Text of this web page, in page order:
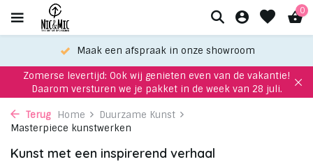
0
Maak een afspraak in onze showroom
Zomerse levertijd: Ook wij genieten even van de vakantie!
Daarom versturen we je pakket in de week van 28 juli.
Terug Home
Duurzame Kunst
Masterpiece kunstwerken
Kunst met een inspirerend verhaal